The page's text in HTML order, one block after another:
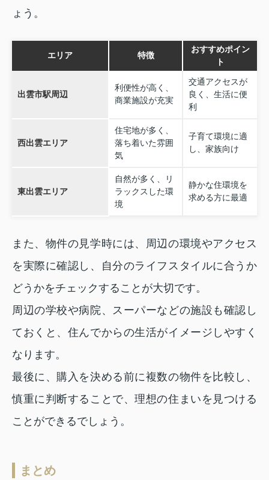
ょう。
エリア 特徴
おすすめポイン
ト
出雲市駅周辺
利便性が高く、
商業施設が充実
交通アクセスが
良く、生活に便
利
西出雲エリア
住宅地が多く、
落ち着いた雰囲
気
子育て環境に適
し、家族向け
東出雲エリア
自然が多く、リ
ラックスした環
境
静かな住環境を
求める方に最適
また、物件の見学時には、周辺の環境やアクセス
を実際に確認し、自分のライフスタイルに合うか
どうかをチェックすることが大切です。
周辺の学校や病院、スーパーなどの施設も確認し
ておくと、住んでからの生活がイメージしやすく
なります。
最後に、購入を決める前に複数の物件を比較し、
慎重に判断することで、理想の住まいを見つける
ことができるでしょう。
まとめ